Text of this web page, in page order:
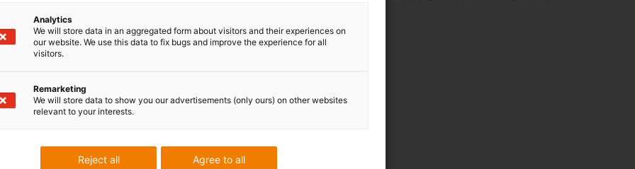
a tabela da dimensão X2 da série correspondente.
=> 580mm (X2)
selecionado)
Analytics
We will store data in an aggregated form about visitors and their experiences on
our website. We use this data to fix bugs and improve the experience for all
visitors.
Remarketing
We will store data to show you our advertisements (only ours) on other websites
relevant to your interests.
Agree to all
Reject all